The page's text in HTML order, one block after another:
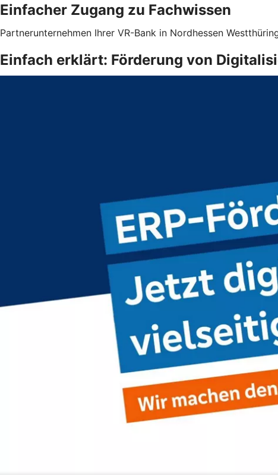
Einfacher Zugang zu Fachwissen
Partnerunternehmen Ihrer VR-Bank in Nordhessen
Einfach erklärt: Förderung von